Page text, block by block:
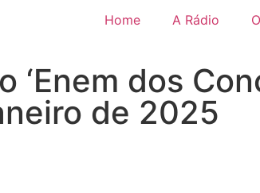
Home A Rádio
dos
de 2025